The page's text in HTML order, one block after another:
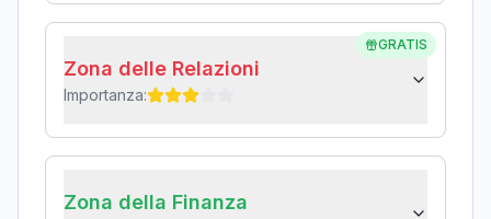
GRATIS
Zona delle Relazioni
Importanza:
Zona della Finanza